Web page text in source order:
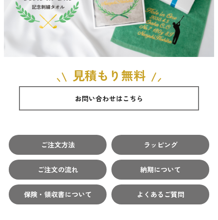
見積もり無料
お問い合わせはこちら
ご注文方法 ラッピング
ご注文の流れ 納期について
保険・領収書について よくあるご質問